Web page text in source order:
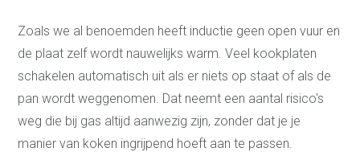
Zoals we al benoemden heeft inductie geen open vuur en
de plaat zelf wordt nauwelijks warm. Veel kookplaten
schakelen automatisch uit als er niets op staat of als de
pan wordt weggenomen. Dat neemt een aantal risico's
weg die bij gas altijd aanwezig zijn, zonder dat je je
manier van koken ingrijpend hoeft aan te passen.